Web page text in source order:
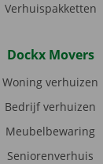
Verhuispakketten
Dockx Movers
Woning verhuizen
Bedrijf verhuizen
Meubelbewaring
Seniorenverhuis